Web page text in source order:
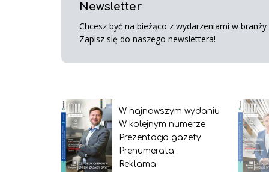
Newsletter
Chcesz być na bieżąco z wydarzeniami w
Zapisz się do naszego newslettera!
W najnowszym wydaniu
W kolejnym numerze
Prezentacja gazety
Prenumerata
Reklama